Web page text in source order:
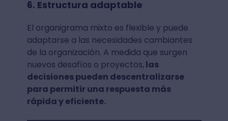
6. Estructura adaptable
El organigrama mixto es flexible y puede
adaptarse a las necesidades cambiantes
de la organización. A medida que surgen
nuevos desafíos o proyectos, las
decisiones pueden descentralizarse
para permitir una respuesta más
rápida y eficiente.